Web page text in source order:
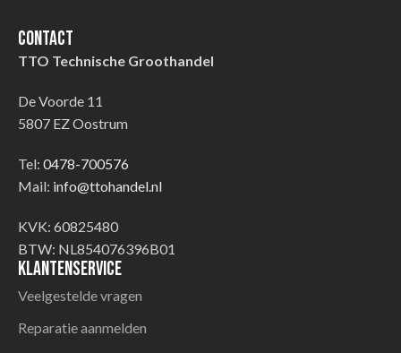
Contact
TTO Technische Groothandel
De Voorde 11
5807 EZ Oostrum
Tel: 0478-700576
Mail: info@ttohandel.nl
KVK: 60825480
BTW: NL854076396B01
Klantenservice
Veelgestelde vragen
Reparatie aanmelden